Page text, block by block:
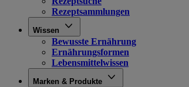
Rezeptsammlungen
Wissen
Bewusste Ernährung
Ernährungsformen
Lebensmittelwissen
Marken & Produkte